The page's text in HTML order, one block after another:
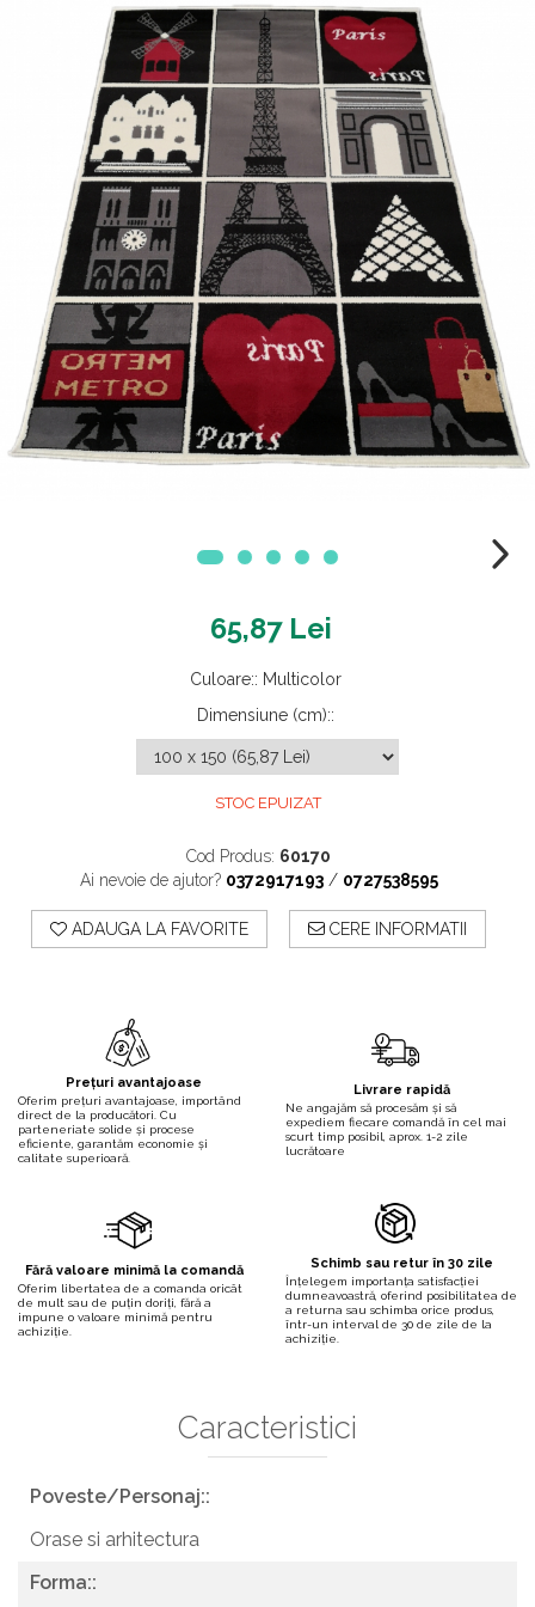
65,87 Lei
Culoare:: Multicolor
Dimensiune (cm)::
STOC EPUIZAT
Cod Produs: 60170
Ai nevoie de ajutor? 0372917193 / 0727538595
ADAUGA LA FAVORITE CERE INFORMATII
Prețuri avantajoase
Oferim prețuri avantajoase, importând
direct de la producători. Cu
parteneriate solide și procese
eficiente, garantăm economie și
calitate superioară.
Livrare rapidă
Ne angajăm să procesăm și să
expediem fiecare comandă în cel mai
scurt timp posibil, aprox. 1-2 zile
lucrătoare
Fără valoare minimă la comandă
Oferim libertatea de a comanda oricât
de mult sau de puțin doriți, fără a
impune o valoare minimă pentru
achiziție.
Schimb sau retur în 30 zile
Înțelegem importanța satisfacției
dumneavoastră, oferind posibilitatea de
a returna sau schimba orice produs,
într-un interval de 30 de zile de la
achiziție.
Caracteristici
Poveste/Personaj::
Orase si arhitectura
Forma::